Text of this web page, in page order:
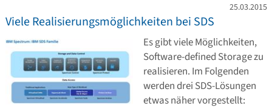
25.03.2015
Viele Realisierungsmöglichkeiten bei SDS
Es gibt viele Möglichkeiten,
Software-defined Storage zu
realisieren. Im Folgenden
werden drei SDS-Lösungen
etwas näher vorgestellt: